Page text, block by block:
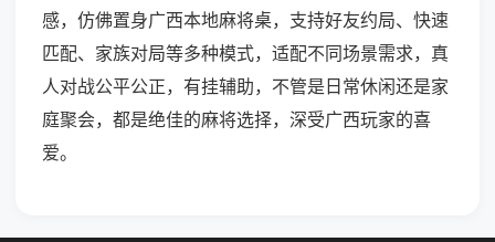
感，仿佛置身广西本地麻将桌，支持好友约局、快速
匹配、家族对局等多种模式，适配不同场景需求，真
人对战公平公正，有挂辅助，不管是日常休闲还是家
庭聚会，都是绝佳的麻将选择，深受广西玩家的喜
爱。